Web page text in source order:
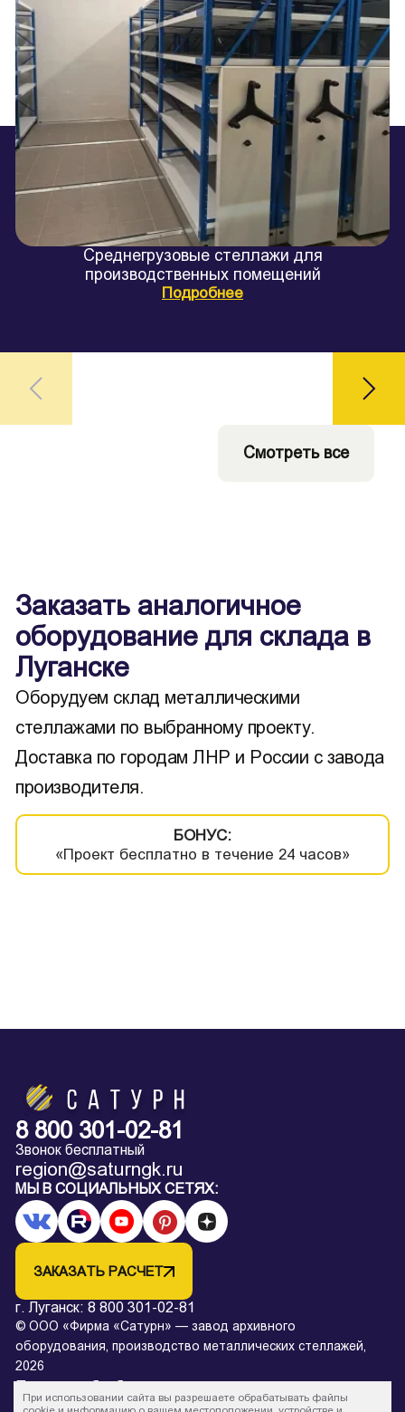
Среднегрузовые стеллажи для
производственных помещений
Подробнее
Смотреть все
Заказать аналогичное
оборудование для склада в
Луганске
Оборудуем склад металлическими
стеллажами по выбранному проекту.
Доставка по городам ЛНР и России с завода
производителя.
БОНУС:
«Проект бесплатно в течение 24 часов»
8 800 301-02-81
Звонок бесплатный
region@saturngk.ru
МЫ В СОЦИАЛЬНЫХ СЕТЯХ:
ЗАКАЗАТЬ РАСЧЕТ
г. Луганск: 8 800 301-02-81
© ООО «Фирма «Сатурн» — завод архивного
оборудования, производство металлических стеллажей,
2026
Политика обработки персональных данных
* Все цены на сайте в процессе обновления и не являются
При использовании сайта вы разрешаете обрабатывать файлы